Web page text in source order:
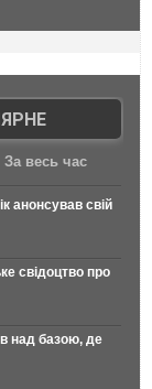
За весь час
анонсував свій
свідоцтво про
над базою, де